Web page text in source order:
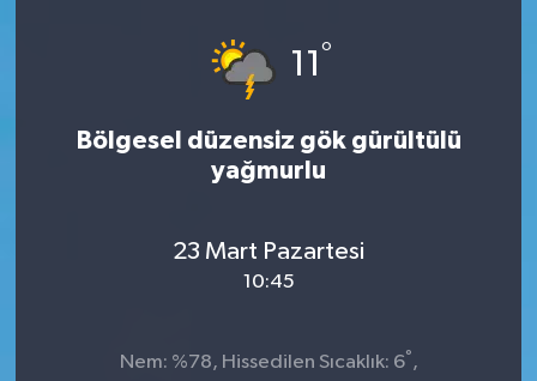
11 °
Bölgesel düzensiz gök gürültülü
yağmurlu
23 Mart Pazartesi
10:45
Nem: %78, Hissedilen Sıcaklık: 6° ,